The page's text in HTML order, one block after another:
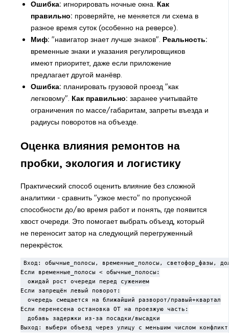
Ошибка: игнорировать ночные окна. Как
правильно: проверяйте, не меняется ли схема в
разное время суток (особенно на реверсе).
Миф: "навигатор знает лучше знаков". Реальность:
временные знаки и указания регулировщиков
имеют приоритет, даже если приложение
предлагает другой манёвр.
Ошибка: планировать грузовой проезд "как
легковому". Как правильно: заранее учитывайте
ограничения по массе/габаритам, запреты въезда и
радиусы поворотов на объезде.
Оценка влияния ремонтов на
пробки, экология и логистику
Практический способ оценить влияние без сложной
аналитики - сравнить "узкое место" по пропускной
способности до/во время работ и понять, где появится
хвост очереди. Это помогает выбрать объезд, который
не переносит затор на следующий перегруженный
перекрёсток.
Вход: обычные_полосы, временные_полосы, светофор_фазы,
Если временные_полосы < обычные_полосы:
  ожидай рост очереди перед сужением
Если запрещён левый поворот:
  очередь смещается на ближайший разворот/правый+квартал
Если перенесена остановка ОТ на проезжую часть:
  добавь задержки из-за посадки/высадки
Выход: выбери объезд через улицу с меньшим числом